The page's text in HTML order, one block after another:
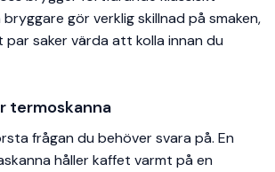
gör verklig skillnad på smaken,
saker värda att kolla innan du
termoskanna
frågan du behöver svara på. En
håller kaffet varmt på en